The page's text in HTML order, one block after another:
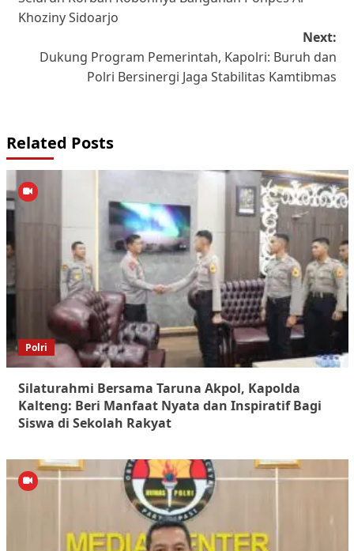
Khoziny Sidoarjo
Next:
Dukung Program Pemerintah, Kapolri: Buruh dan
Polri Bersinergi Jaga Stabilitas Kamtibmas
Related Posts
Polri
Silaturahmi Bersama Taruna Akpol, Kapolda
Kalteng: Beri Manfaat Nyata dan Inspiratif Bagi
Siswa di Sekolah Rakyat